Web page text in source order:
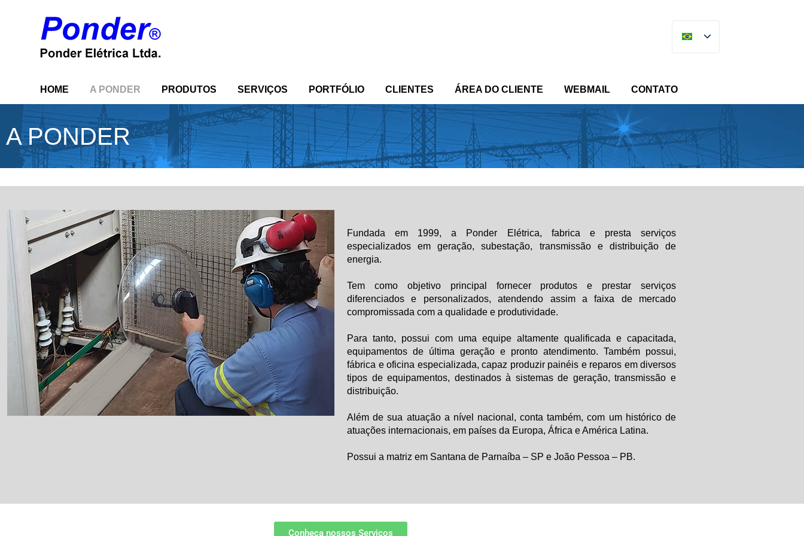
HOME A PONDER PRODUTOS SERVIÇOS PORTFÓLIO CLIENTES ÁREA DO CLIENTE WEBMAIL CONTATO
A PONDER
Fundada em 1999, a Ponder Elétrica, fabrica e presta serviços
especializados em geração, subestação, transmissão e distribuição de
energia.
Tem como objetivo principal fornecer produtos e prestar serviços
diferenciados e personalizados, atendendo assim a faixa de mercado
compromissada com a qualidade e produtividade.
Para tanto, possui com uma equipe altamente qualificada e capacitada,
equipamentos de última geração e pronto atendimento. Também possui,
fábrica e oficina especializada, capaz produzir painéis e reparos em diversos
tipos de equipamentos, destinados à sistemas de geração, transmissão e
distribuição.
Além de sua atuação a nível nacional, conta também, com um histórico de
atuações internacionais, em países da Europa, África e América Latina.
Possui a matriz em Santana de Parnaíba – SP e João Pessoa – PB.
Conheça nossos Serviços